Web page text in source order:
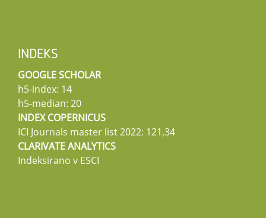
INDEKS
GOOGLE SCHOLAR
h5-index: 14
h5-median: 20
INDEX COPERNICUS
ICI Journals master list 2022: 121,34
CLARIVATE ANALYTICS
Indeksirano v ESCI